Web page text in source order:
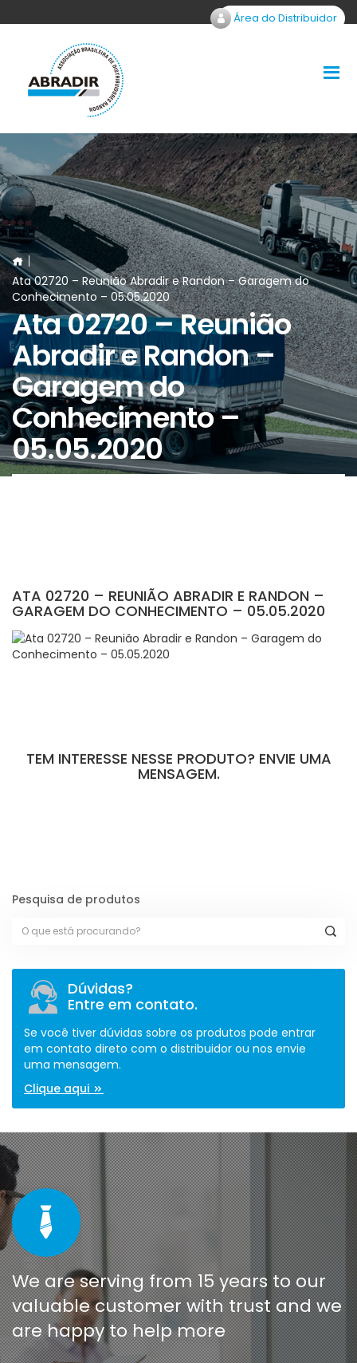
Área do Distribuidor
Ata 02720 – Reunião Abradir e Randon – Garagem do
Conhecimento – 05.05.2020
Ata 02720 – Reunião
Abradir e Randon –
Garagem do
Conhecimento –
05.05.2020
ATA 02720 – REUNIÃO ABRADIR E RANDON –
GARAGEM DO CONHECIMENTO – 05.05.2020
TEM INTERESSE NESSE PRODUTO? ENVIE UMA
MENSAGEM.
Pesquisa de produtos
Dúvidas?
Entre em contato.
Se você tiver dúvidas sobre os produtos pode entrar
em contato direto com o distribuidor ou nos envie
uma mensagem.
Clique aqui
We are serving from 15 years to our
valuable customer with trust and we
are happy to help more